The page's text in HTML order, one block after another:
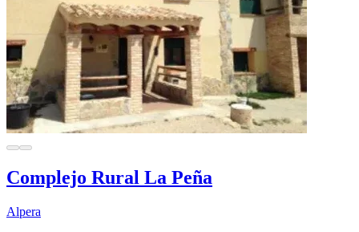
Complejo Rural La Peña
Alpera